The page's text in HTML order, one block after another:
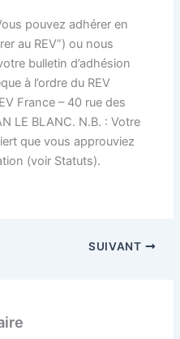
pouvez adhérer en
au REV”) ou nous
bulletin d’adhésion
à l’ordre du REV
France – 40 rue des
LE BLANC. N.B. : Votre
que vous approuviez
(voir Statuts).
SUIVANT